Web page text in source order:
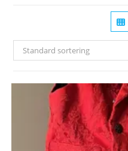
Standard sortering